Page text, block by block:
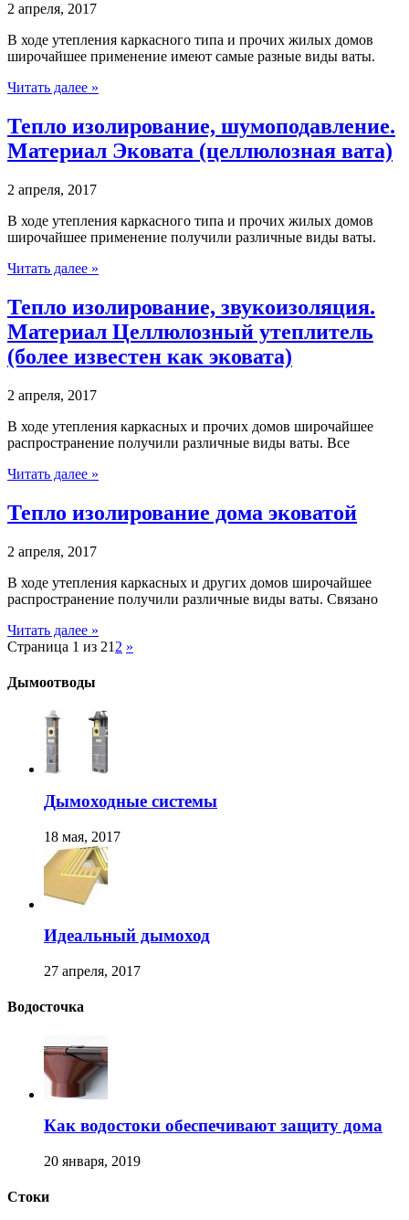
2 апреля, 2017
В ходе утепления каркасного типа и прочих жилых домов
широчайшее применение имеют самые разные виды ваты.
Читать далее »
Тепло изолирование, шумоподавление.
Материал Эковата (целлюлозная вата)
2 апреля, 2017
В ходе утепления каркасного типа и прочих жилых домов
широчайшее применение получили различные виды ваты.
Читать далее »
Тепло изолирование, звукоизоляция.
Материал Целлюлозный утеплитель
(более известен как эковата)
2 апреля, 2017
В ходе утепления каркасных и прочих домов широчайшее
распространение получили различные виды ваты. Все
Читать далее »
Тепло изолирование дома эковатой
2 апреля, 2017
В ходе утепления каркасных и других домов широчайшее
распространение получили различные виды ваты. Связано
Читать далее »
Страница 1 из 21 2 »
Дымоотводы
Дымоходные системы
18 мая, 2017
Идеальный дымоход
27 апреля, 2017
Водосточка
Как водостоки обеспечивают защиту дома
20 января, 2019
Стоки